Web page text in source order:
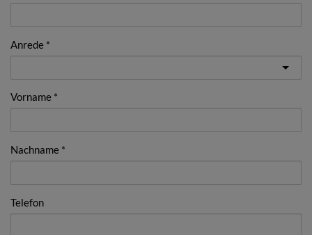
Anrede
Vorname
Nachname
Telefon